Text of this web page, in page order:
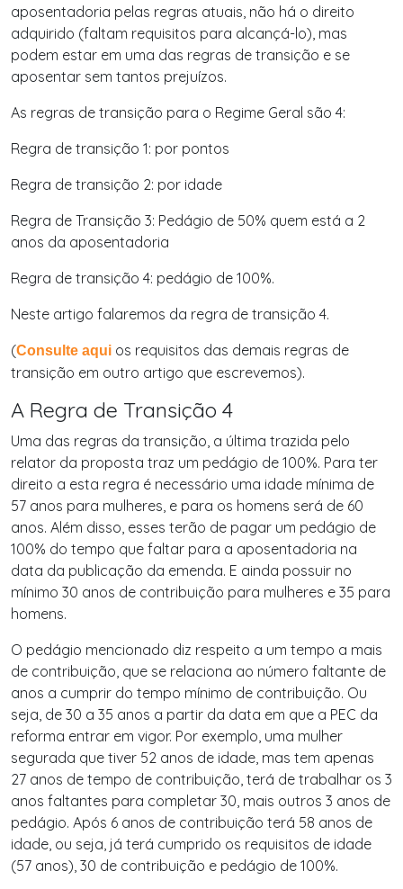
aposentadoria pelas regras atuais, não há o direito
adquirido (faltam requisitos para alcançá-lo), mas
podem estar em uma das regras de transição e se
aposentar sem tantos prejuízos.
As regras de transição para o Regime Geral são 4:
Regra de transição 1: por pontos
Regra de transição 2: por idade
Regra de Transição 3: Pedágio de 50% quem está a 2
anos da aposentadoria
Regra de transição 4: pedágio de 100%.
Neste artigo falaremos da regra de transição 4.
(Consulte aqui os requisitos das demais regras de
transição em outro artigo que escrevemos).
A Regra de Transição 4
Uma das regras da transição, a última trazida pelo
relator da proposta traz um pedágio de 100%. Para ter
direito a esta regra é necessário uma idade mínima de
57 anos para mulheres, e para os homens será de 60
anos. Além disso, esses terão de pagar um pedágio de
100% do tempo que faltar para a aposentadoria na
data da publicação da emenda. E ainda possuir no
mínimo 30 anos de contribuição para mulheres e 35 para
homens.
O pedágio mencionado diz respeito a um tempo a mais
de contribuição, que se relaciona ao número faltante de
anos a cumprir do tempo mínimo de contribuição. Ou
seja, de 30 a 35 anos a partir da data em que a PEC da
reforma entrar em vigor. Por exemplo, uma mulher
segurada que tiver 52 anos de idade, mas tem apenas
27 anos de tempo de contribuição, terá de trabalhar os 3
anos faltantes para completar 30, mais outros 3 anos de
pedágio. Após 6 anos de contribuição terá 58 anos de
idade, ou seja, já terá cumprido os requisitos de idade
(57 anos), 30 de contribuição e pedágio de 100%.